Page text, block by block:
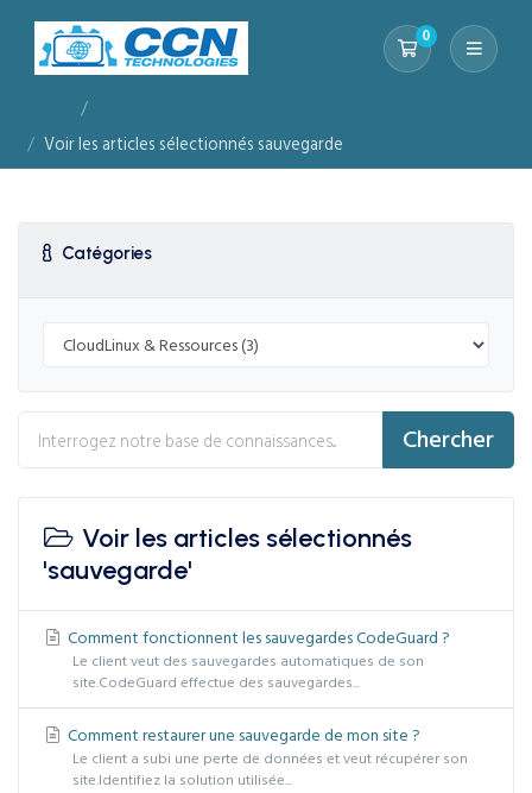
0
Votre panier
Voir les articles sélectionnés sauvegarde
Catégories
Chercher
Voir les articles sélectionnés
'sauvegarde'
Comment fonctionnent les sauvegardes CodeGuard ?
Le client veut des sauvegardes automatiques de son
site.CodeGuard effectue des sauvegardes...
Comment restaurer une sauvegarde de mon site ?
Le client a subi une perte de données et veut récupérer son
site.Identifiez la solution utilisée...